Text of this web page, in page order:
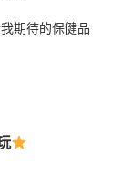
期待的保健品